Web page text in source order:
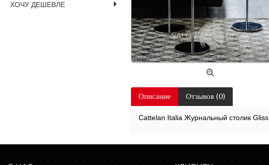
ХОЧУ ДЕШЕВЛЕ
Описание Отзывов (0)
Cattelan Italia Журнальный столик Gliss